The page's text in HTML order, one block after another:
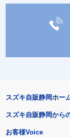
スズキ自販静岡ホー
スズキ自販静岡から
お客様Voice